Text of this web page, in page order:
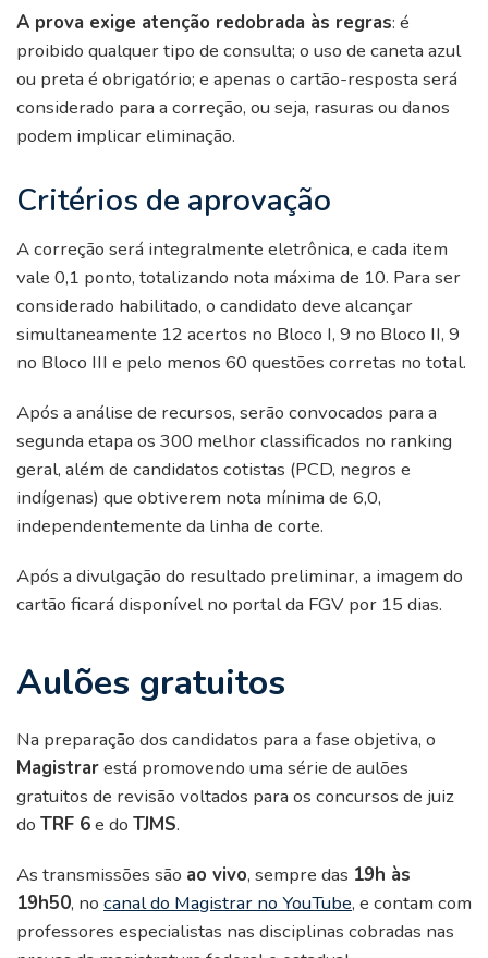
A prova exige atenção redobrada às regras: é
proibido qualquer tipo de consulta; o uso de caneta azul
ou preta é obrigatório; e apenas o cartão-resposta será
considerado para a correção, ou seja, rasuras ou danos
podem implicar eliminação.
Critérios de aprovação
A correção será integralmente eletrônica, e cada item
vale 0,1 ponto, totalizando nota máxima de 10. Para ser
considerado habilitado, o candidato deve alcançar
simultaneamente 12 acertos no Bloco I, 9 no Bloco II, 9
no Bloco III e pelo menos 60 questões corretas no total.
Após a análise de recursos, serão convocados para a
segunda etapa os 300 melhor classificados no ranking
geral, além de candidatos cotistas (PCD, negros e
indígenas) que obtiverem nota mínima de 6,0,
independentemente da linha de corte.
Após a divulgação do resultado preliminar, a imagem do
cartão ficará disponível no portal da FGV por 15 dias.
Aulões gratuitos
Na preparação dos candidatos para a fase objetiva, o
Magistrarestá promovendo uma série de aulões
gratuitos de revisão voltados para os concursos de juiz
do TRF 6e do TJMS.
As transmissões são ao vivo, sempre das 19h às
19h50, no canal do Magistrar no YouTube, e contam com
professores especialistas nas disciplinas cobradas nas